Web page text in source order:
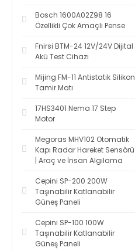
Bosch 1600A02Z98 16
Özellikli Çok Amaçlı Pense
Fnirsi BTM-24 12V/24V Dijital
Akü Test Cihazı
Mijing FM-11 Antistatik Silikon
Tamir Matı
17HS3401 Nema 17 Step
Motor
Megoras MHV102 Otomatik
Kapı Radar Hareket Sensörü
| Araç ve İnsan Algılama
Cepini SP-200 200W
Taşınabilir Katlanabilir
Güneş Paneli
Cepini SP-100 100W
Taşınabilir Katlanabilir
Güneş Paneli